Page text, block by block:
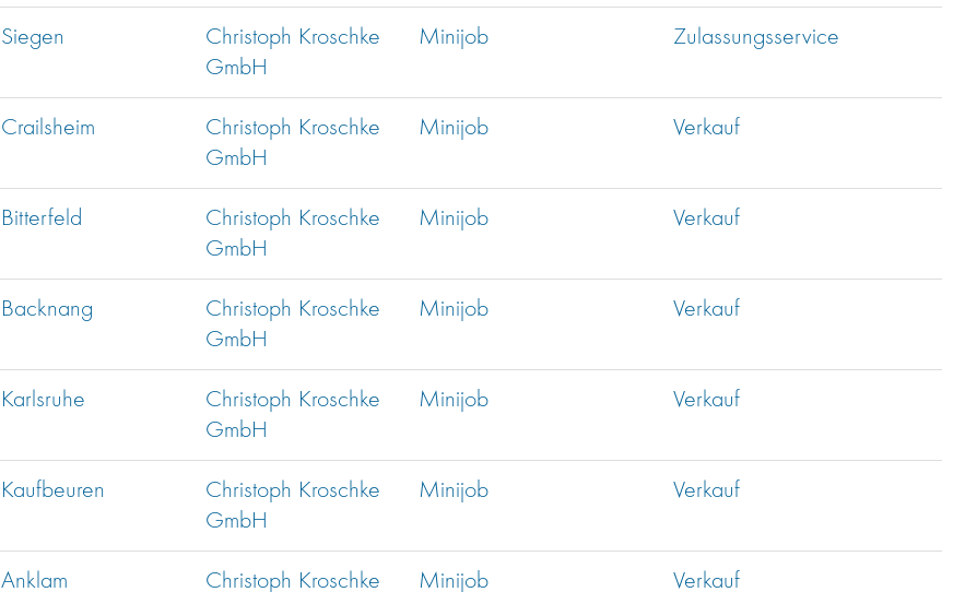
Siegen
Christoph Kroschke
GmbH
Minijob Zulassungsservice
Crailsheim
Christoph Kroschke
GmbH
Minijob Verkauf
Bitterfeld
Christoph Kroschke
GmbH
Minijob Verkauf
Backnang
Christoph Kroschke
GmbH
Minijob Verkauf
Karlsruhe
Christoph Kroschke
GmbH
Minijob Verkauf
Kaufbeuren
Christoph Kroschke
GmbH
Minijob Verkauf
Anklam Christoph Kroschke Minijob Verkauf